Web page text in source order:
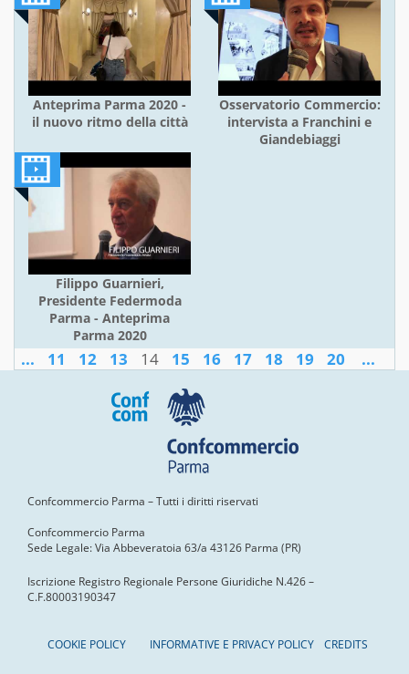
Anteprima Parma 2020 -
il nuovo ritmo della città
Osservatorio Commercio:
intervista a Franchini e
Giandebiaggi
Filippo Guarnieri,
Presidente Federmoda
Parma - Anteprima
Parma 2020
... 11 12 13 14 15 16 17 18 19 20 ...
Confcommercio Parma – Tutti i diritti riservati
Confcommercio Parma
Sede Legale: Via Abbeveratoia 63/a 43126 Parma (PR)
Iscrizione Registro Regionale Persone Giuridiche N.426 –
C.F.80003190347
COOKIE POLICY INFORMATIVE E PRIVACY POLICY CREDITS